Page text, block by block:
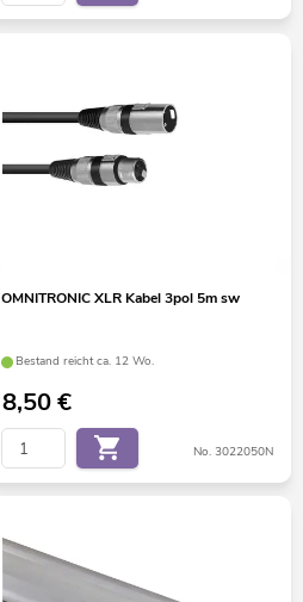
OMNITRONIC XLR Kabel 3pol 5m sw
Bestand reicht ca. 12 Wo.
8,50€
No. 3022050N